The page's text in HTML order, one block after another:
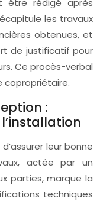
être rédigé après
les travaux
obtenues, et
de justificatif pour
Ce procès-verbal
copropriétaire.
:
leur bonne
actée par un
parties, marque la
techniques